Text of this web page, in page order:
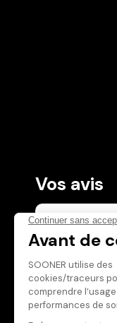
Vos avis
Donnez
Votre note
Votre
Il faut vous
publier un